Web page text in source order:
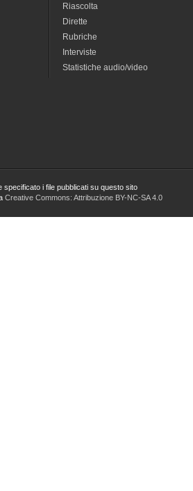
Riascolta
Dirette
Rubriche
Interviste
Statistiche audio/video
specificato i file pubblicati su questo sito
Creative Commons: Attribuzione BY-NC-SA 4.0